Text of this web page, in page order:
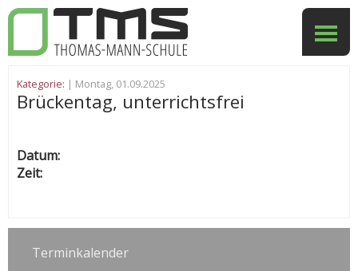
Kategorie: | Montag, 01.09.2025
Brückentag, unterrichtsfrei
Datum:
Zeit:
Terminkalender